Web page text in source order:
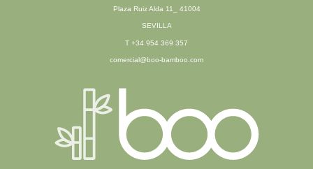
Plaza Ruiz Alda 11_ 41004
SEVILLA
T +34 954 369 357
comercial@boo-bamboo.com